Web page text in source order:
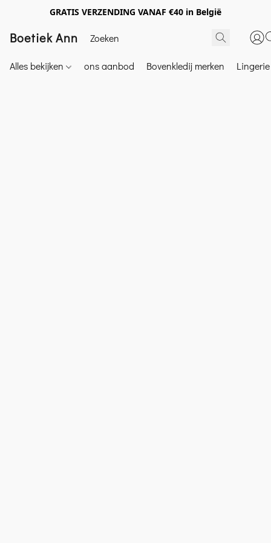
GRATIS VERZENDING VANAF €40 in België
Boetiek Ann
Alles bekijken ons aanbod Bovenkledij merken